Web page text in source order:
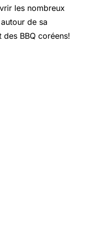
les nombreux
de sa
BBQ coréens!